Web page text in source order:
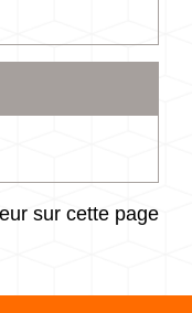
sur cette page